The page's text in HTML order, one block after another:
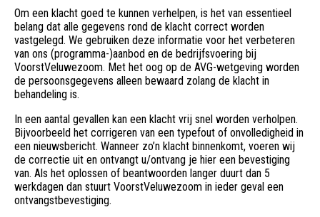
Om een klacht goed te kunnen verhelpen, is het van essentieel
belang dat alle gegevens rond de klacht correct worden
vastgelegd. We gebruiken deze informatie voor het verbeteren
van ons (programma-)aanbod en de bedrijfsvoering bij
VoorstVeluwezoom. Met het oog op de AVG-wetgeving worden
de persoonsgegevens alleen bewaard zolang de klacht in
behandeling is.
In een aantal gevallen kan een klacht vrij snel worden verholpen.
Bijvoorbeeld het corrigeren van een typefout of onvolledigheid in
een nieuwsbericht. Wanneer zo’n klacht binnenkomt, voeren wij
de correctie uit en ontvangt u/ontvang je hier een bevestiging
van. Als het oplossen of beantwoorden langer duurt dan 5
werkdagen dan stuurt VoorstVeluwezoom in ieder geval een
ontvangstbevestiging.